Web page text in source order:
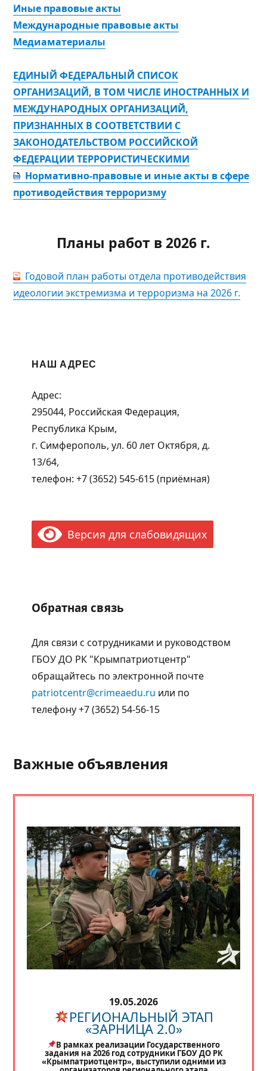
Иные правовые акты
Международные правовые акты
Медиаматериалы
ЕДИНЫЙ ФЕДЕРАЛЬНЫЙ СПИСОК
ОРГАНИЗАЦИЙ, В ТОМ ЧИСЛЕ ИНОСТРАННЫХ И
МЕЖДУНАРОДНЫХ ОРГАНИЗАЦИЙ,
ПРИЗНАННЫХ В СООТВЕТСТВИИ С
ЗАКОНОДАТЕЛЬСТВОМ РОССИЙСКОЙ
ФЕДЕРАЦИИ ТЕРРОРИСТИЧЕСКИМИ
Нормативно-правовые и иные акты в сфере
противодействия терроризму
Планы работ в 2026 г.
Годовой план работы отдела противодействия
идеологии экстремизма и терроризма на 2026 г.
НАШ АДРЕС
Адрес:
295044, Российская Федерация,
Республика Крым,
г. Симферополь, ул. 60 лет Октября, д.
13/64,
телефон: +7 (3652) 545-615 (приёмная)
Версия для слабовидящих
Обратная связь
Для связи с сотрудниками и руководством
ГБОУ ДО РК "Крымпатриотцентр"
обращайтесь по электронной почте
patriotcentr@crimeaedu.ru или по
телефону +7 (3652) 54-56-15
Важные объявления
19.05.2026
РЕГИОНАЛЬНЫЙ ЭТАП
«ЗАРНИЦА 2.0»
В рамках реализации Государственного
задания на 2026 год сотрудники ГБОУ ДО РК
«Крымпатриотцентр», выступили одними из